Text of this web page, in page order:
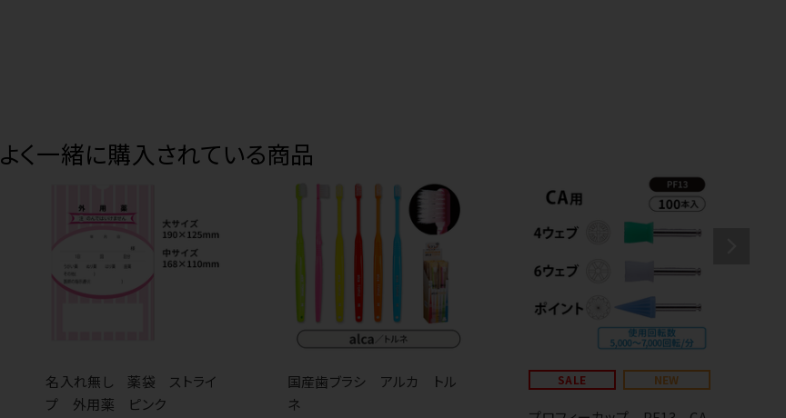
よく一緒に購入されている商品
名入れ無し 薬袋 ストライ
プ 外用薬 ピンク
国産歯ブラシ アルカ トル
ネ
SALE NEW